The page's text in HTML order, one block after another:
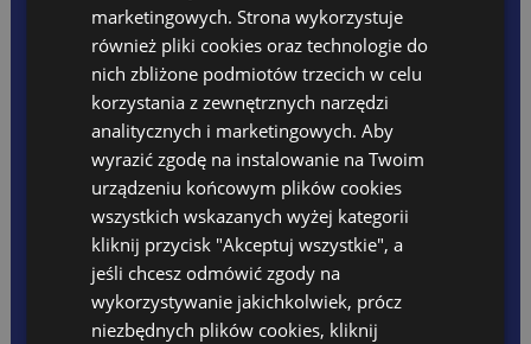
DLA RODZICA
Raporty z zajęć ŻŁOBEK
Raporty z zajęć POLSKIE
Jadłospis
Opłaty
Kącik rodzica
Kalendarz wydarzeń
Dni wolne
Rodo
Ubezpieczenie 2024/2025
Standardy Ochrony Małoletnich
FESTIWAL
PROJEKT UNIJNY
marketingowych. Strona wykorzystuje
również pliki cookies oraz technologie do
nich zbliżone podmiotów trzecich w celu
korzystania z zewnętrznych narzędzi
analitycznych i marketingowych. Aby
wyrazić zgodę na instalowanie na Twoim
urządzeniu końcowym plików cookies
wszystkich wskazanych wyżej kategorii
kliknij przycisk "Akceptuj wszystkie", a
jeśli chcesz odmówić zgody na
wykorzystywanie jakichkolwiek, prócz
niezbędnych plików cookies, kliknij